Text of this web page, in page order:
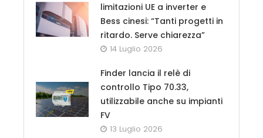
limitazioni UE a inverter e
Bess cinesi: “Tanti progetti in
ritardo. Serve chiarezza”
14 Luglio 2026
Finder lancia il relè di
controllo Tipo 70.33,
utilizzabile anche su impianti
FV
13 Luglio 2026